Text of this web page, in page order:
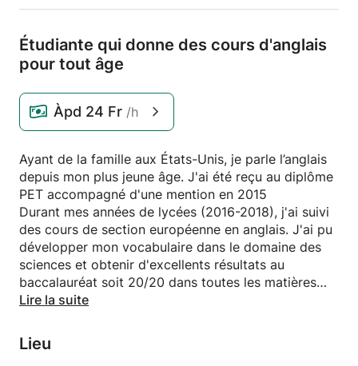
Étudiante qui donne des cours d'anglais
pour tout âge
Àpd 24 Fr /h
Ayant de la famille aux États-Unis, je parle l’anglais
depuis mon plus jeune âge. J'ai été reçu au diplôme
PET accompagné d'une mention en 2015
Durant mes années de lycées (2016-2018), j'ai suivi
des cours de section européenne en anglais. J'ai pu
développer mon vocabulaire dans le domaine des
sciences et obtenir d'excellents résultats au
baccalauréat soit 20/20 dans toutes les matières
liées à l'anglais.
dont je propose des cours interactifs et éducatif.
Lire la suite
Lieu